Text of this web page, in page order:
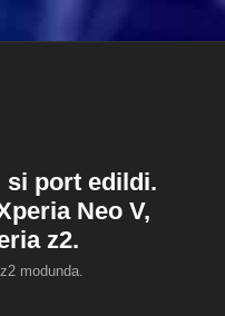
si port edildi.
Neo V,
z2.
modunda.